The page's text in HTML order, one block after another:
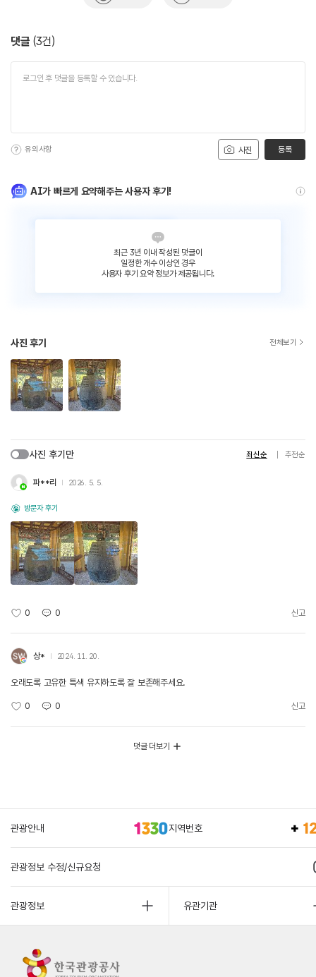
댓글 (3건)
사진
유의사항 등록
AI가 빠르게 요약해주는 사용자 후기!
최근 3년 이내 작성된 댓글이
일정한 개수 이상인 경우
사용자 후기 요약 정보가 제공됩니다.
사진 후기 전체보기
사진 후기만 최신순 추천순
파**리 2026. 5. 5.
방문자 후기
0 0 신고
상* 2024. 11. 20.
오래도록 고유한 특색 유지하도록 잘 보존해주세요.
0 0 신고
댓글 더보기
관광안내 지역번호
관광정보 수정/신규요청
관광정보 유관기관